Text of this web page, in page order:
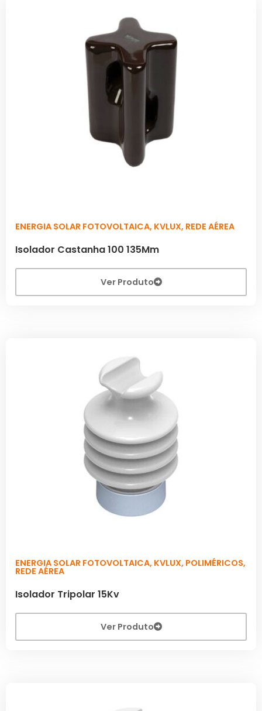
ENERGIA SOLAR FOTOVOLTAICA, KVLUX, REDE AÉREA
Isolador Castanha 100 135Mm
Ver Produto
ENERGIA SOLAR FOTOVOLTAICA, KVLUX, POLIMÉRICOS,
REDE AÉREA
Isolador Tripolar 15Kv
Ver Produto